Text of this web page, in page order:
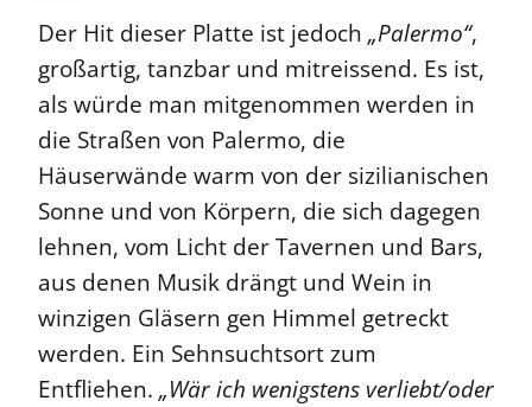
Der Hit dieser Platte ist jedoch „Palermo“,
großartig, tanzbar und mitreissend. Es ist,
als würde man mitgenommen werden in
die Straßen von Palermo, die
Häuserwände warm von der sizilianischen
Sonne und von Körpern, die sich dagegen
lehnen, vom Licht der Tavernen und Bars,
aus denen Musik drängt und Wein in
winzigen Gläsern gen Himmel getreckt
werden. Ein Sehnsuchtsort zum
Entfliehen. „Wär ich wenigstens verliebt/oder